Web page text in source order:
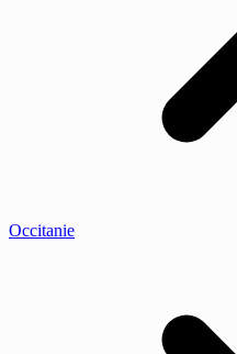
Occitanie